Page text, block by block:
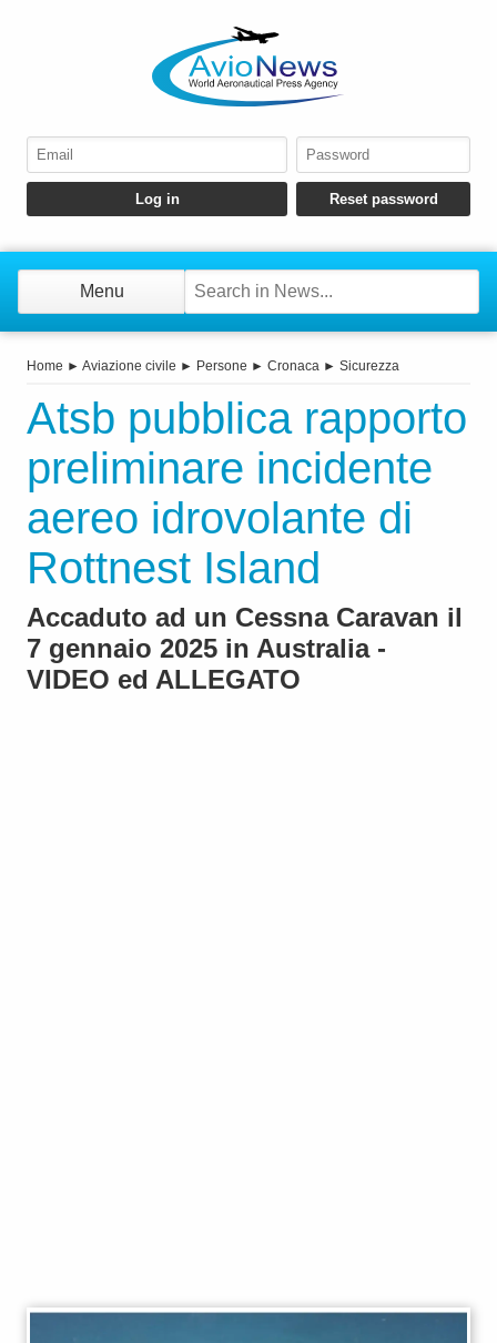
Menu
Home ► Aviazione civile ► Persone ► Cronaca ► Sicurezza
Atsb pubblica rapporto
preliminare incidente
aereo idrovolante di
Rottnest Island
Accaduto ad un Cessna Caravan il
7 gennaio 2025 in Australia -
VIDEO ed ALLEGATO